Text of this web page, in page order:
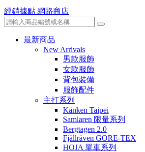
經銷據點 網路商店
最新商品
New Arrivals
男款服飾
女款服飾
背包裝備
服飾配件
主打系列
Kånken Taipei
Samlaren 限量系列
Bergtagen 2.0
Fjällräven GORE-TEX
HOJA 單車系列